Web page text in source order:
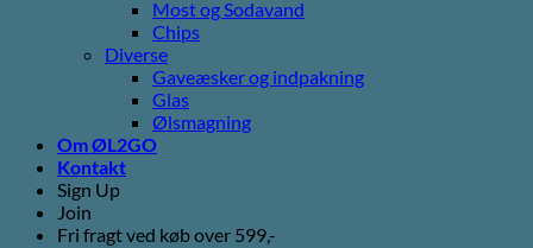
Most og Sodavand
Chips
Diverse
Gaveæsker og indpakning
Glas
Ølsmagning
Om ØL2GO
Kontakt
Sign Up
Join
Fri fragt ved køb over 599,-